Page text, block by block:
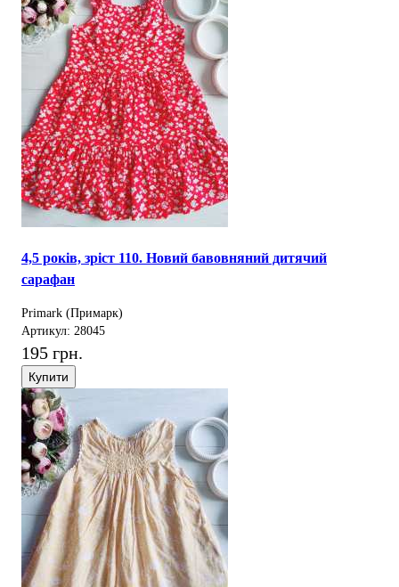
4,5 років, зріст 110. Новий бавовняний дитячий
сарафан
Primark (Примарк)
Артикул: 28045
195 грн.
Купити